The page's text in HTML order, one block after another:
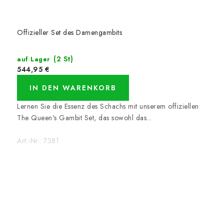
Offizieller Set des Damengambits
auf Lager (2 St)
544,95 €
IN DEN WARENKORB
Lernen Sie die Essenz des Schachs mit unserem offiziellen
The Queen's Gambit Set, das sowohl das...
Art.-Nr.: 7381